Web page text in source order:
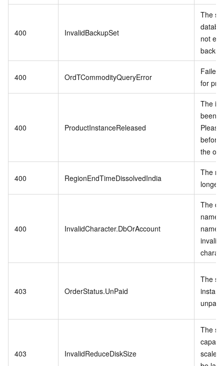
400 InvalidBackupSet
The
not
400 OrdTCommodityQueryError
Failed
for
400 ProductInstanceReleased
The
been
before
the
400 RegionEndTimeDissolvedIndia
The
longer
400 InvalidCharacter.DbOrAccount
The
name
name
invalid
403 OrderStatus.UnPaid
The
403 InvalidReduceDiskSize
The
scale-